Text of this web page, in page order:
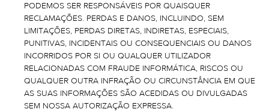
PODEMOS SER RESPONSÁVEIS POR QUAISQUER
RECLAMAÇÕES. PERDAS E DANOS, INCLUINDO, SEM
LIMITAÇÕES, PERDAS DIRETAS, INDIRETAS, ESPECIAIS,
PUNITIVAS, INCIDENTAIS OU CONSEQUENCIAIS OU DANOS
INCORRIDOS POR SI OU QUALQUER UTILIZADOR
RELACIONADAS COM FRAUDE INFORMÁTICA, RISCOS OU
QUALQUER OUTRA INFRAÇÃO OU CIRCUNSTÂNCIA EM QUE
AS SUAS INFORMAÇÕES SÃO ACEDIDAS OU DIVULGADAS
SEM NOSSA AUTORIZAÇÃO EXPRESSA.